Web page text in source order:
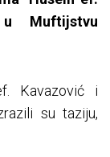
Muftijstvu
Kavazović i
su taziju,